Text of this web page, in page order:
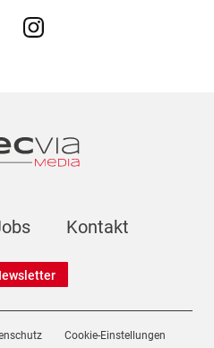
Kontakt
Cookie-Einstellungen